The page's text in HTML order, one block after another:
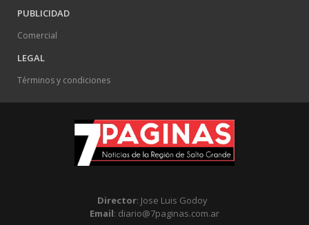
PUBLICIDAD
Comercial
LEGAL
Términos y condiciones
Director: Jose Luis Godoy
Email: diario@7paginas.com.ar